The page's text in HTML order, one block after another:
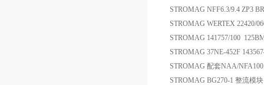
STROMAG NFF6.3/9.4 ZP3
STROMAG WERTEX 22420/
STROMAG 141757/100
STROMAG 37NE-452F
STROMAG 配套NAA/
STROMAG BG270-1 整流模块